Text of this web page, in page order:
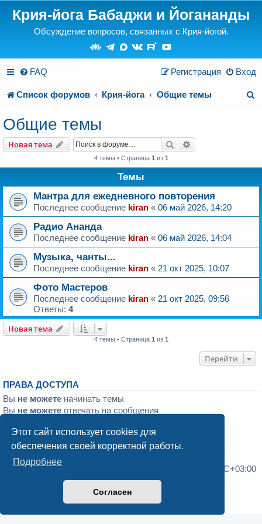
Этот сайт использует cookies для
обеспечения своей корректной работы.
Подробнее
Согласен
Крия-йога Бабаджи и Йогананды
Обсуждение вопросов, связанных с Крия-йогой.
FAQ Вход
Регистрация
Список форумов Крия-йога Общие темы
к
Общие темы
Новая тема Поиск
4 темы • Страница 1 из 1
Темы
Мантра для ежедневного повторения
Последнее сообщение kiran « 06 май 2026, 14:20
Радио Ананда
Последнее сообщение kiran « 06 май 2026, 14:04
Музыка, чанты...
Последнее сообщение kiran « 21 окт 2025, 10:07
Фото Мастеров
Последнее сообщение kiran « 21 окт 2025, 09:56
Ответы: 4
Новая тема
4 темы • Страница 1 из 1
Перейти
ПРАВА ДОСТУПА
Вы не можете начинать темы
Вы не можете отвечать на сообщения
Выне можетеудалять свои сообщения
Выне можетедобавлять вложения
Список форумов UTC+03:00
Создано на основеphpBB® Forum Software © phpBB Limited
Конфиденциальность|Правила